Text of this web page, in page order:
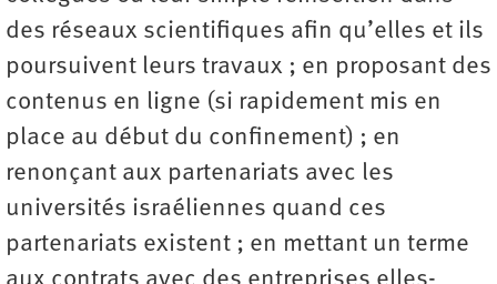
des réseaux scientifiques afin qu’elles et ils
poursuivent leurs travaux ; en proposant des
contenus en ligne (si rapidement mis en
place au début du confinement) ; en
renonçant aux partenariats avec les
universités israéliennes quand ces
partenariats existent ; en mettant un terme